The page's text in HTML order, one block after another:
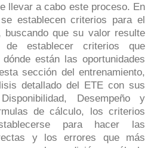
llevar a cabo este proceso. En
establecen criterios para el
buscando que su valor resulte
establecer criterios que
están las oportunidades
sección del entrenamiento,
detallado del ETE con sus
Desempeño y
de cálculo, los criterios
para hacer las
y los errores que más